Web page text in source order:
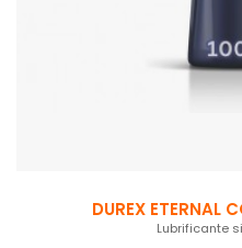
DUREX ETERNAL
Lubrificante